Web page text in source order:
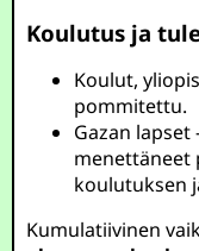
Koulutus ja
Koulut,
pommitettu.
Gazan lapset
menettäneet
koulutuksen
Kumulatiivinen